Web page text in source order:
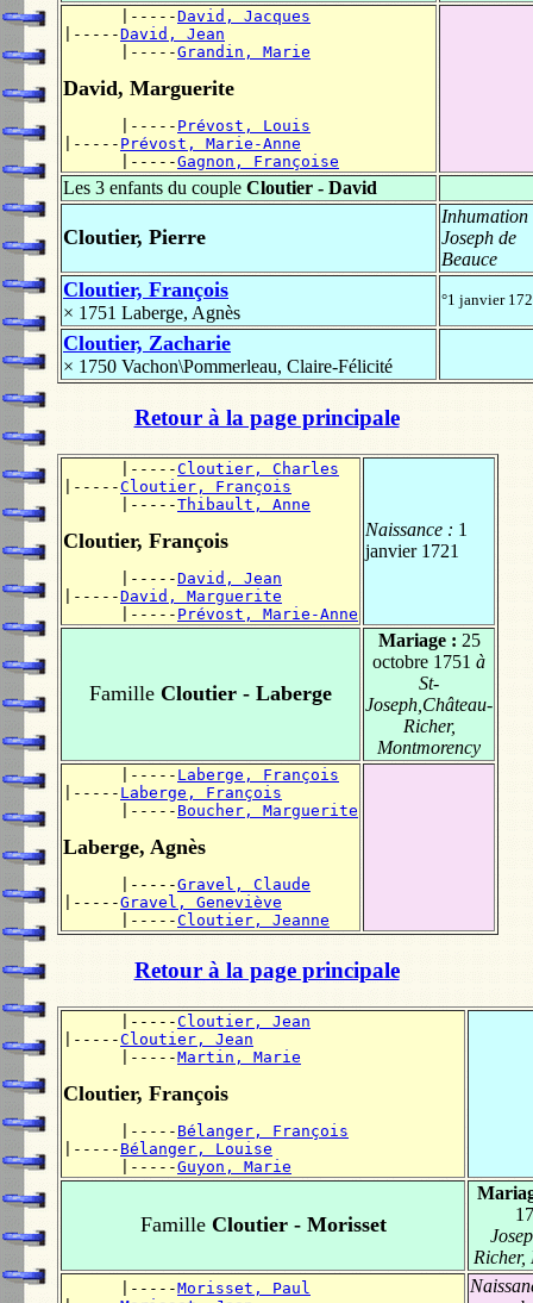
      |-----
David, Jacques
|-----David, Jean
      |-----
Grandin, Marie
David, Marguerite
      |-----
Prévost, Louis
|----- Prévost, Marie-Anne
      |-----
Gagnon, Françoise
Les 3 enfants du couple Cloutier - David
Cloutier, Pierre
Joseph de
Beauce
Cloutier, François
× 1751 Laberge, Agnès
°1 janvier
Cloutier, Zacharie
× 1750 Vachon\Pommerleau, Claire-Félicité
Retour à la page principale
      |-----
Cloutier, Charles
|-----Cloutier, François
      |-----
Thibault, Anne
Cloutier, François
      |-----
David, Jean
|-----David, Marguerite
      |-----
Prévost, Marie-Anne
Naissance : 1
janvier 1721
Famille Cloutier - Laberge
Mariage : 25
octobre 1751 à
St-
Joseph,Château-
Richer,
Montmorency
      |-----
Laberge, François
|----- Laberge, François
      |-----
Boucher, Marguerite
Laberge, Agnès
      |-----
Gravel, Claude
|-----Gravel, Geneviève
      |-----
Cloutier, Jeanne
Retour à la page principale
      |-----
Cloutier, Jean
|-----Cloutier, Jean
      |-----
Martin, Marie
Cloutier, François
      |-----
Bélanger, François
|----- Bélanger, Louise
      |-----
Guyon, Marie
FamilleCloutier - Morisset
Richer,
      |-----
Morisset, Paul